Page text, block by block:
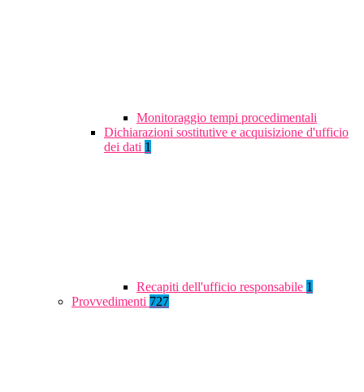
Monitoraggio tempi procedimentali
Dichiarazioni sostitutive e acquisizione d'ufficio
dei dati 1
Recapiti dell'ufficio responsabile 1
Provvedimenti 727